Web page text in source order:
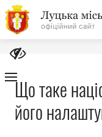
На
головну
Що таке
його